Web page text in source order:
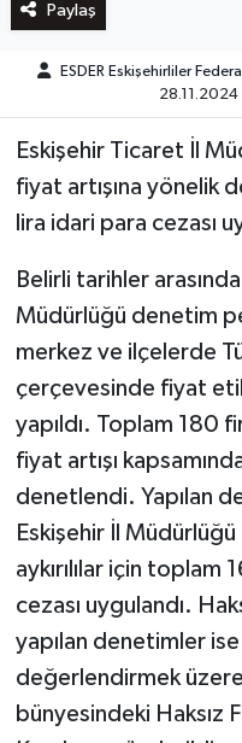
Paylaş
ESDER Eskişehirliler
28.11.2024
Eskişehir Ticaret İl
fiyat artışına yönelik
lira idari para cezası
Belirli tarihler
Müdürlüğü denetim
merkez ve ilçelerde
çerçevesinde fiyat
yapıldı. Toplam 180
fiyat artışı
denetlendi. Yapılan
Eskişehir İl
aykırılılar için toplam
cezası uygulandı.
yapılan denetimler
değerlendirmek üzere
bünyesindeki Haksız